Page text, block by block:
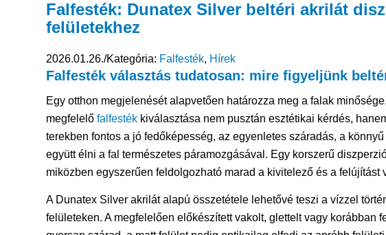
Falfesték: Dunatex Silver beltéri akrilát
felületekhez
2026.01.26./Kategória: Falfesték, Hírek
Falfesték választás tudatosan: mire figyeljünk
Egy otthon megjelenését alapvetően határozza meg a falak
megfelelő falfesték kiválasztása nem pusztán esztétikai kérdés,
terekben fontos a jó fedőképesség, az egyenletes száradás, a
együtt élni a fal természetes páramozgásával. Egy korszerű
miközben egyszerűen feldolgozható marad a kivitelező és a felújítást
A Dunatex Silver akrilát alapú összetétele lehetővé teszi a vízzel
felületeken. A megfelelően előkészített vakolt, glettelt vagy korábban